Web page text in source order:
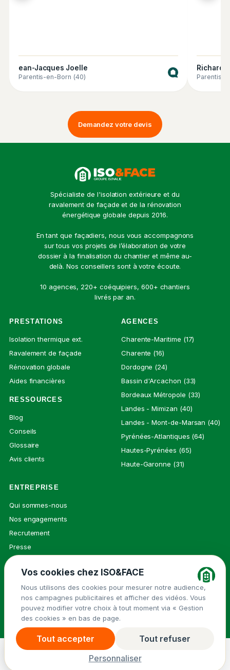
ean-Jacques Joelle
Parentis-en-Born (40)
Richard
Parentis-
Demandez votre devis
Spécialiste de l'isolation extérieure et du
ravalement de façade et de la rénovation
énergétique globale depuis 2016.
En tant que façadiers, nous vous accompagnons
sur tous vos projets de l’élaboration de votre
dossier à la finalisation du chantier et même au-
delà. Nos conseillers sont à votre écoute.
10 agences, 220+ coéquipiers, 600+ chantiers
livrés par an.
PRESTATIONS
Isolation thermique ext.
Ravalement de façade
Rénovation globale
Aides financières
RESSOURCES
Blog
Conseils
Glossaire
Avis clients
AGENCES
Charente-Maritime (17)
Charente (16)
Dordogne (24)
Bassin d'Arcachon (33)
Bordeaux Métropole (33)
Landes - Mimizan (40)
Landes - Mont-de-Marsan (40)
Pyrénées-Atlantiques (64)
Hautes-Pyrénées (65)
Haute-Garonne (31)
ENTREPRISE
Qui sommes-nous
Nos engagements
Recrutement
Presse
Contact
© 2026 ISO&FACE ·
Groupe Isovalie
Mentions légales
Politique de confidentialité
Menu Demander un devis
Vos cookies chez ISO&FACE
Nous utilisons des cookies pour mesurer notre audience,
nos campagnes publicitaires et afficher des vidéos. Vous
pouvez modifier votre choix à tout moment via « Gestion
des cookies » en bas de page.
Tout accepter
Tout refuser
Personnaliser